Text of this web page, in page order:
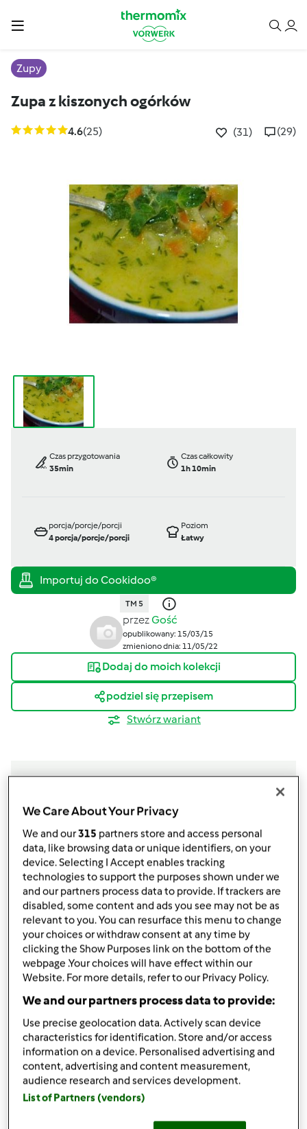
Zupy
Zupa z kiszonych ogórków
4.6(25) (31) (29)
Czas przygotowania
35min
Czas całkowity
1h 10min
porcja/porcje/porcji
4porcja/porcje/porcji
Poziom
Łatwy
TM 5
przezGość
opublikowany: 15/03/15
zmieniono dnia: 11/05/22
Dodaj do moich kolekcji
podziel się przepisem
Stwórz wariant
Składniki
zupa
świeże listki oregano
szczypta pieprz mielonego
100 g kwaśnej śmietany
800g gorącej wody
300gziemniaków, pokrojonych w kostkę ok. 1
cm
2łyżeczki przyprawy uniwersalnej wykonanej w
TM
1/2piersi kurczaka, pokrojonej w kostkę 1 cm
warzyw (marchewki, pietruszki, selera i
pora) pokrojonych na kawałki
20gmasła
80gcebuli, przekrojonej na pół
250gogórków kiszonych, obranych i
pokrojonych na kawałki
Lista zakupów
We Care About Your Privacy
We and our315 partners store and access personal
data, like browsing data or unique identifiers, on your
device. Selecting I Accept enables tracking
technologies to support the purposes shown under we
and our partners process data to provide. If trackers are
disabled, some content and ads you see may not be as
relevant to you. You can resurface this menu to change
your choices or withdraw consent at any time by
clicking the Show Purposes link on the bottom of the
webpage .Your choices will have effect within our
Website. For more details, refer to our Privacy Policy.
We and our partners process data to provide:
Use precise geolocation data. Actively scan device
characteristics for identification. Store and/or access
information on a device. Personalised advertising and
content, advertising and content measurement,
audience research and services development.
List of Partners (vendors)